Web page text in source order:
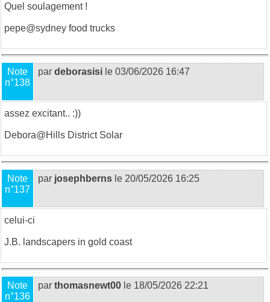
Quel soulagement !
pepe@sydney food trucks
Note
n°138
par deborasisi le 03/06/2026 16:47
assez excitant.. :))
Debora@Hills District Solar
Note
n°137
par josephberns le 20/05/2026 16:25
celui-ci
J.B. landscapers in gold coast
Note
n°136
par thomasnewt00 le 18/05/2026 22:21